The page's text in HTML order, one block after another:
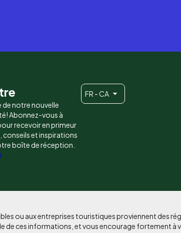
de notre nouvelle
Abonnez-vous à
recevoir en primeur
conseils et inspirations
boîte de réception.
FR - CA
ou aux entreprises touristiques proviennent des
de ces informations, et vous encourage fortement